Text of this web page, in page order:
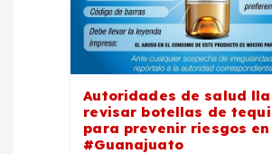
Autoridades de salud
revisar botellas de
para prevenir riesgos en
#Guanajuato